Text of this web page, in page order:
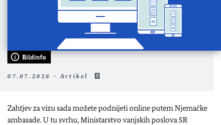
Bildinfo
07.07.2026 - Artikel
Zahtjev za vizu sada možete podnijeti online putem Njemačke
ambasade. U tu svrhu, Ministarstvo vanjskih poslova SR